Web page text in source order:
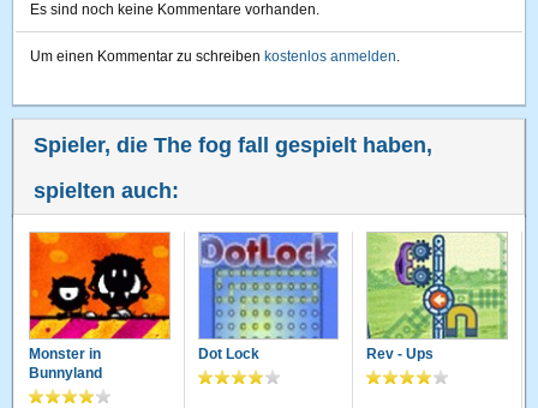
Es sind noch keine Kommentare vorhanden.
Um einen Kommentar zu schreiben kostenlos anmelden.
Spieler, die The fog fall gespielt haben,
spielten auch:
Monster in
Bunnyland
Dot Lock Rev - Ups